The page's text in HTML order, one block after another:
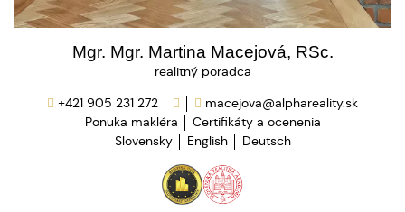
Mgr. Mgr. Martina Macejová, RSc.
realitný poradca
+421 905 231 272
macejova@alphareality.sk
Ponuka makléra
Certifikáty a ocenenia
Slovensky
English Deutsch